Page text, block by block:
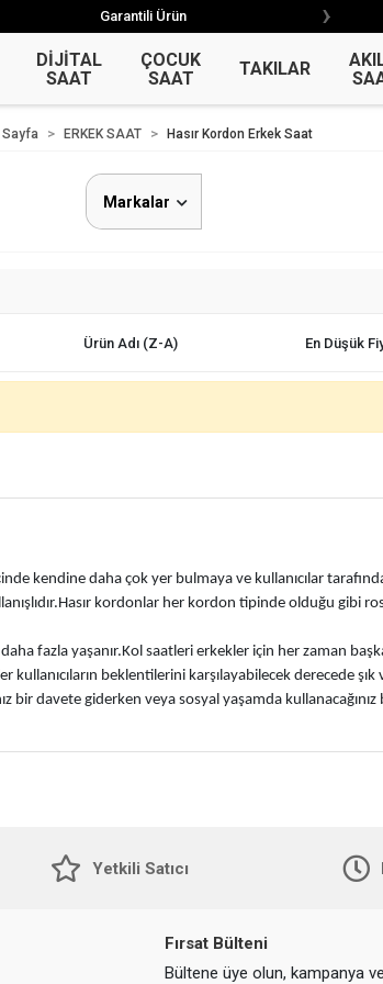
Garantili Ürün ›
DİJİTAL
SAAT
ÇOCUK
SAAT
TAKILAR
Garantili Ürün ›
ERKEK SAAT Hasır Kordon Erkek Saat
Markalar
Ürün Adı (Z-A) En Düşük
kendine daha çok yer bulmaya ve kullanıcılar
kordonlar her kordon tipinde olduğu
fazla yaşanır.Kol saatleri erkekler için her zaman
beklentilerini karşılayabilecek derecede
bir davete giderken veya sosyal yaşamda
edilen aksesuarlar arasında yerini almaya çoktan
Yetkili Satıcı
Fırsat Bülteni
Bültene üye olun, kampanya